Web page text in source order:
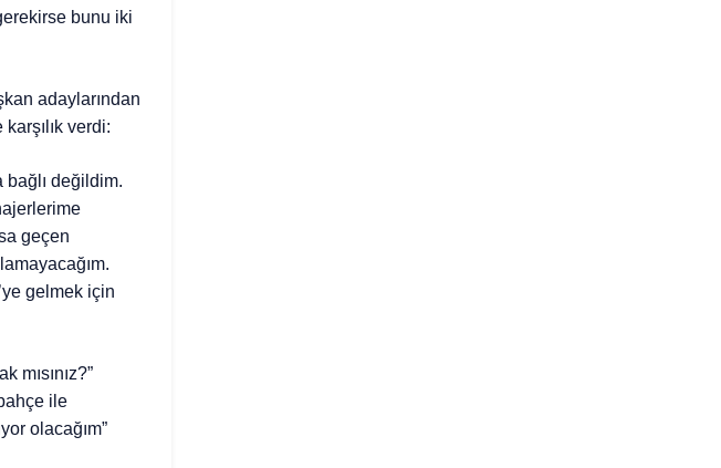
bunu iki
adaylarından
verdi:
bağlı değildim.
geçen
gelmek için
mısınız?”
ile
olacağım”